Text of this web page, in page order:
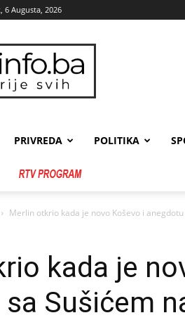
6 Augusta, 2026
PRIVREDA POLITIKA
Merlin otkrio kada je novo Koševo i
kada je
Sušićem